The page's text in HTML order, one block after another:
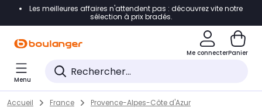
Accéder directement à la navigation
Accéder directement au pied de page
Accéder directement au chatbot
Les meilleures affaires n'attendent pas : découvrez vite notre
sélection à prix bradés.
Me connecterPanier
Menu
Skip to content
Return to Nav
Accueil France
Provence-Alpes-Côte d'Azur